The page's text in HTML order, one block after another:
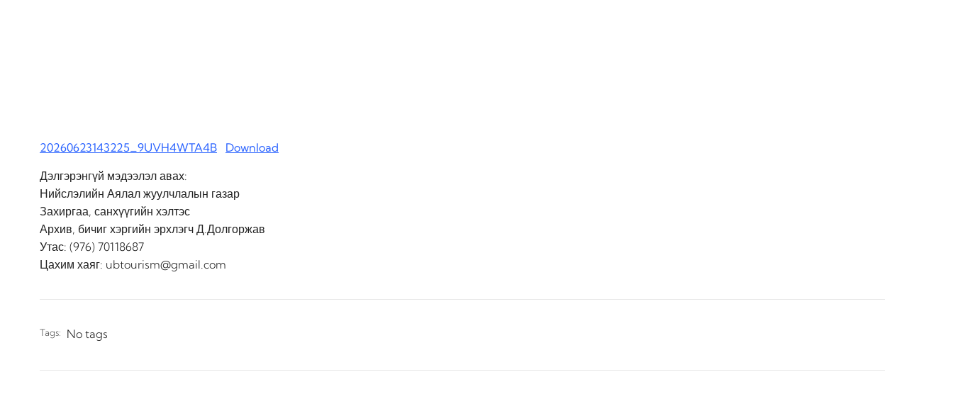
20260623143225_9UVH4WTA4B
Download
Дэлгэрэнгүй мэдээлэл авах:
Нийслэлийн Аялал жуулчлалын газар
Захиргаа, санхүүгийн хэлтэс
Архив, бичиг хэргийн эрхлэгч Д.Долгоржав
Утас: (976) 70118687
Цахим хаяг: ubtourism@gmail.com
Tags: No tags